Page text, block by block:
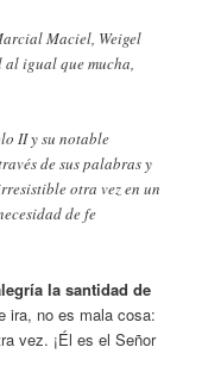
Maciel, Weigel
al igual que mucha,
II y su notable
de sus palabras y
otra vez en un
de fe
la santidad de
ira, no es mala cosa:
vez. ¡Él es el Señor